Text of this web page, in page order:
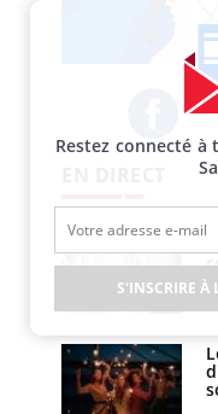
Facebook
Restez connecté à
S'INSCRIRE À